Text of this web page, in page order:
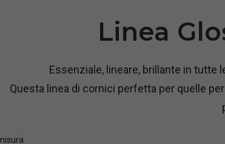
Linea
Essenziale, lineare, brillante in tutte
Questa linea di cornici perfetta per quelle